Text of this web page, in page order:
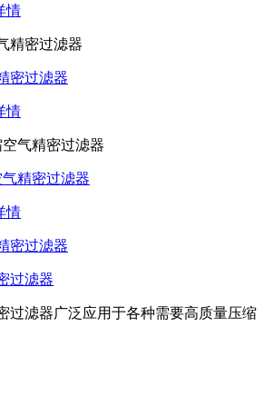
情
密过滤器
情
精密过滤器
情
过滤器
过滤器广泛应用于各种需要高质量压缩